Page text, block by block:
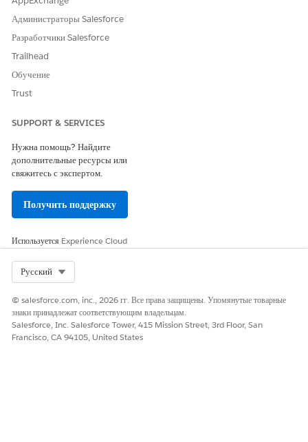
Администраторы Salesforce
Разработчики Salesforce
Trailhead
Обучение
Trust
SUPPORT & SERVICES
Нужна помощь? Найдите
дополнительные ресурсы или
свяжитесь с экспертом.
Получить поддержку
Используется Experience Cloud
Русский
© salesforce.com, inc., 2026 гг. Все права защищены. Упомянутые товарные
знаки принадлежат соответствующим владельцам.
Salesforce, Inc. Salesforce Tower, 415 Mission Street, 3rd Floor, San
Francisco, CA 94105, United States